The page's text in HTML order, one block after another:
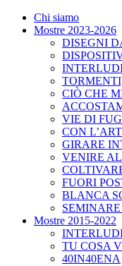
Chi siamo
Mostre 2023-2026
DISEGNI
CIÒ CHE
VIE DI
CON
GIRARE
VENIRE
FUORI
BLANCA
Mostre 2015-2022
TU COSA
40IN40ENA